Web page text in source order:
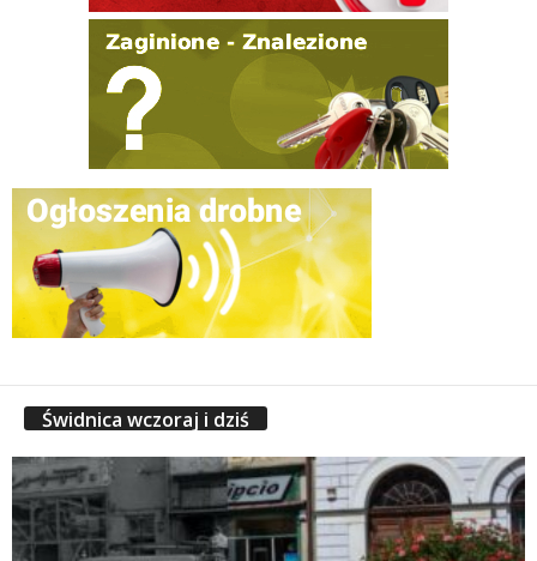
Świdnica wczoraj i dziś